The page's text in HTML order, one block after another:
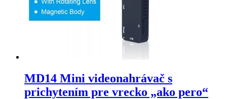
MD14 Mini videonahrávač s
prichytením pre vrecko „ako pero“